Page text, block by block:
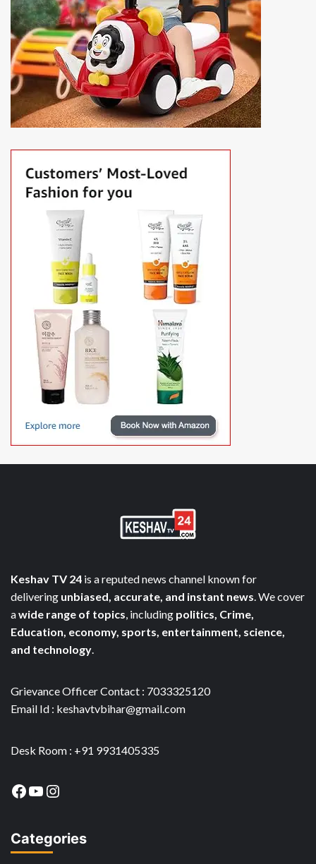
Keshav TV 24 is a reputed news channel known for
delivering unbiased, accurate, and instant news . We cover
awide range of topics , including politics, Crime,
Education, economy, sports, entertainment, science,
and technology
Grievance Officer Contact : 7033325120
Email Id : keshavtvbihar@gmail.com
Desk Room : +91 9931405335
Facebook
YouTube
Instagram
Categories